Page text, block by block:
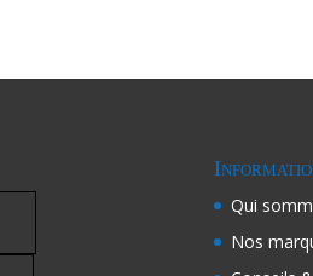
Qui
Nos